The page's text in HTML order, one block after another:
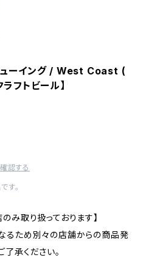
ューイング / West Coast (
トビール】
認する
す。
み取り扱っております】
るため別々の店舗からの商品発
承ください。